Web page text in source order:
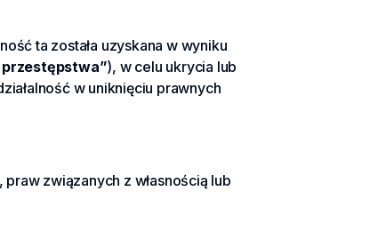
ta została uzyskana w wyniku
), w celu ukrycia lub
w uniknięciu prawnych
związanych z własnością lub